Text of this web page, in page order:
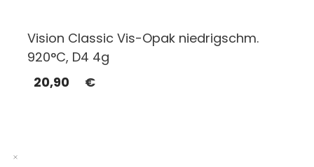
Vision Classic Vis-Opak niedrigschm.
920°C, D4 4g
20,90
€